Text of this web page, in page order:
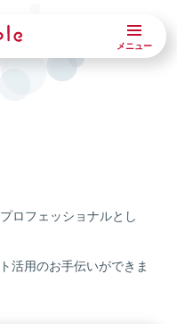
メニュー
ロフェッショナルとし
活用のお手伝いができま